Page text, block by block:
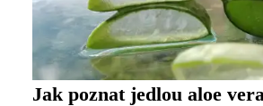
Jak poznat jedlou aloe